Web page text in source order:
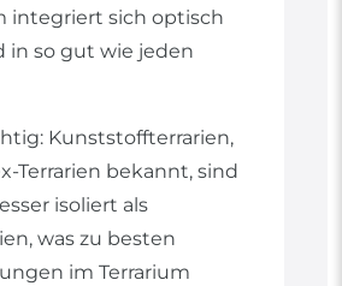
integriert sich optisch
in so gut wie jeden
Kunststoffterrarien,
Terrarien bekannt, sind
isoliert als
was zu besten
im Terrarium